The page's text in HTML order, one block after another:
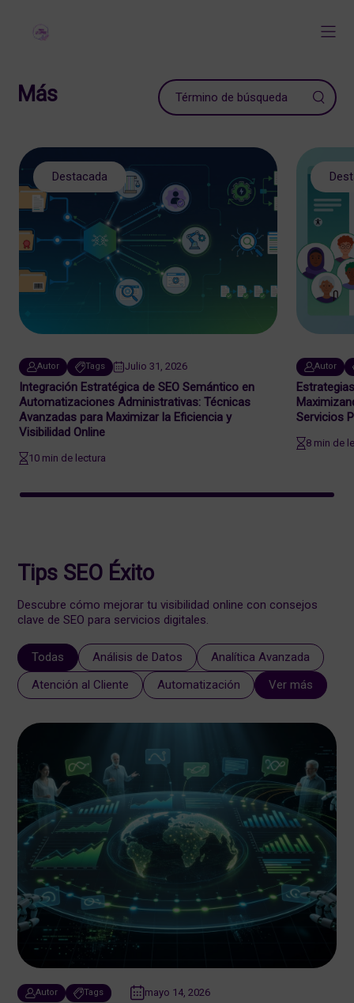
Más
Destacada
Autor Tags Julio 31, 2026
Integración Estratégica de SEO Semántico en
Automatizaciones Administrativas: Técnicas
Avanzadas para Maximizar la Eficiencia y
Visibilidad Online
10 min de lectura
Autor
Servicios
8 min de
Tips SEO Éxito
Descubre cómo mejorar tu visibilidad online con consejos
clave de SEO para servicios digitales.
Todas Análisis de Datos
Analítica Avanzada
Atención al Cliente
Automatización Ver más
Autor Tags mayo 14, 2026